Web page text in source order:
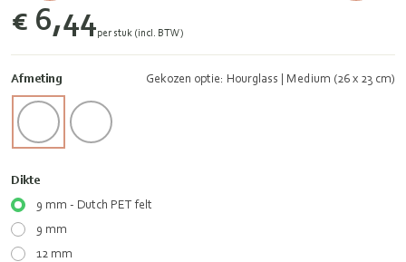
€ 6,44per stuk (incl. BTW)
Afmeting Gekozen optie: Hourglass | Medium (26 x 23 cm)
Dikte
9 mm - Dutch PET felt
9 mm
12 mm